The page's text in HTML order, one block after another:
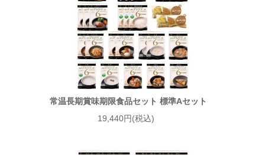
常温長期賞味期限食品セット 標準Aセット
19,440円(税込)